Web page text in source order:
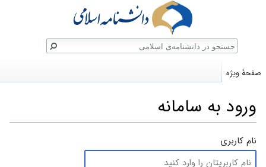
ورود به سامانه
پرش
پرش
نام کاربری
صفحهٔ ویژه
جستجو